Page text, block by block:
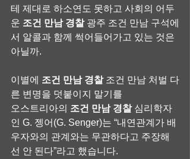
테 제대로 하소연도 못하고 사회의 어두
운 조건 만남 경찰 광주 조건 만남 구석에
서 알콜과 함께 썩어들어가고 있는 것은
아닐까.
이별에 조건 만남 경찰 조건 만남 처벌 다
른 변명을 덧붙이지 말기를
오스트리아의 조건 만남 경찰 심리학자
인 G. 젱어(G. Senger)는 “내연관계가 배
우자와의 관계와는 무관하다고 주장해
선 안 된다”라고 했습니다.